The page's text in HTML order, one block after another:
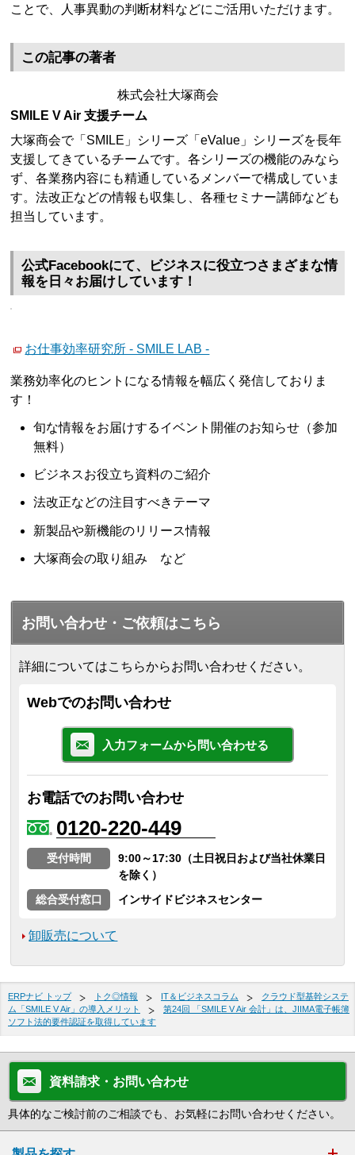
ことで、人事異動の判断材料などにご活用いただけます。
この記事の著者
株式会社大塚商会
SMILE V Air 支援チーム
大塚商会で「SMILE」シリーズ「eValue」シリーズを長年
支援してきているチームです。各シリーズの機能のみなら
ず、各業務内容にも精通しているメンバーで構成していま
す。法改正などの情報も収集し、各種セミナー講師なども
担当しています。
公式Facebookにて、ビジネスに役立つさまざまな情
報を日々お届けしています！
お仕事効率研究所 - SMILE LAB -
業務効率化のヒントになる情報を幅広く発信しておりま
す！
旬な情報をお届けするイベント開催のお知らせ（参加
無料）
ビジネスお役立ち資料のご紹介
法改正などの注目すべきテーマ
新製品や新機能のリリース情報
大塚商会の取り組み など
お問い合わせ・ご依頼はこちら
詳細についてはこちらからお問い合わせください。
Webでのお問い合わせ
入力フォームから問い合わせる
お電話でのお問い合わせ
0120-220-449
受付時間
9:00～17:30（土日祝日および当社休業日
を除く）
総合受付窓口
インサイドビジネスセンター
卸販売について
ERPナビ トップ トク◎情報 IT＆ビジネスコラム
クラウド型基幹システ
ム「SMILE V Air」の導入メリット
第24回 「SMILE V Air 会計」は、JIIMA電子帳簿
ソフト法的要件認証を取得しています
資料請求・お問い合わせ
具体的なご検討前のご相談でも、お気軽にお問い合わせください。